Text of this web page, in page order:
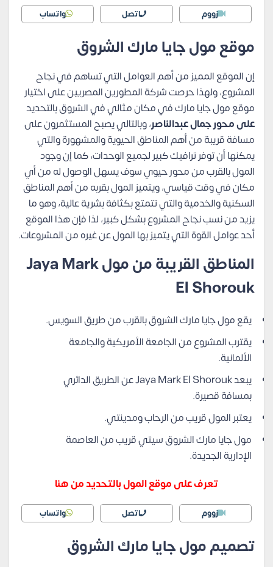
زووم اتصل واتساب
موقع مول جايا مارك الشروق
إن الموقع المميز من أهم العوامل التي تساهم في نجاح
المشروع، ولهذا حرصت شركة المطورين المصريين على اختيار
موقع مول جايا مارك في مكان مثالي في الشروق بالتحديد
على محور جمال عبدالناصر، وبالتالي يصبح المستثمرون على
مسافة قريبة من أهم المناطق الحيوية والمشهورة والتي
يمكنها أن توفر ترافيك كبير لجميع الوحدات، كما إن وجود
المول بالقرب من محور حيوي سوف يسهل الوصول له من أي
مكان في وقت قياسي، ويتميز المول بقربه من أهم المناطق
السكنية والخدمية والتي تتمتع بكثافة بشرية عالية، وهو ما
يزيد من نسب نجاح المشروع بشكل كبير، لذا فإن هذا الموقع
أحد عوامل القوة التي يتميز بها المول عن غيره من المشروعات.
المناطق القريبة من مول Jaya Mark
El Shorouk
يقع مول جايا مارك الشروق بالقرب من طريق السويس.
يقترب المشروع من الجامعة الأمريكية والجامعة
الألمانية.
يبعد Jaya Mark El Shorouk عن الطريق الدائري
بمسافة قصيرة.
يعتبر المول قريب من الرحاب ومدينتي.
مول جايا مارك الشروق سيتي قريب من العاصمة
الإدارية الجديدة.
تعرف على موقع المول بالتحديد من هنا
زووم اتصل واتساب
تصميم مول جايا مارك الشروق